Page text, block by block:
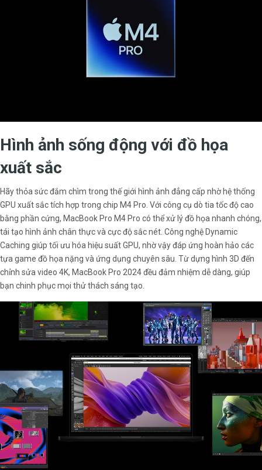
Hình ảnh sống động với đồ họa
xuất sắc
Hãy thỏa sức đắm chìm trong thế giới hình ảnh đẳng cấp nhờ hệ thống
GPU xuất sắc tích hợp trong chip M4 Pro. Với công cụ dò tia tốc độ cao
bằng phần cứng, MacBook Pro M4 Pro có thể xử lý đồ họa nhanh chóng,
tái tạo hình ảnh chân thực và cực độ sắc nét. Công nghệ Dynamic
Caching giúp tối ưu hóa hiệu suất GPU, nhờ vậy đáp ứng hoàn hảo các
tựa game đồ họa nặng và ứng dụng chuyên sâu. Từ dựng hình 3D đến
chỉnh sửa video 4K, MacBook Pro 2024 đều đảm nhiệm dễ dàng, giúp
bạn chinh phục mọi thử thách sáng tạo.